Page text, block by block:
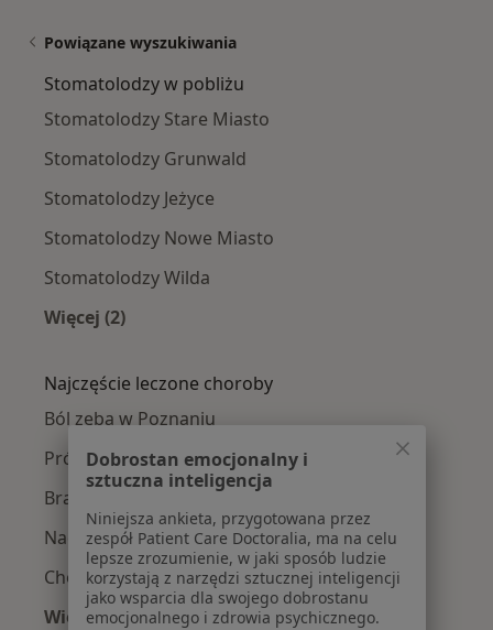
Powiązane wyszukiwania
Stomatolodzy w pobliżu
Stomatolodzy Stare Miasto
Stomatolodzy Grunwald
Stomatolodzy Jeżyce
Stomatolodzy Nowe Miasto
Stomatolodzy Wilda
Więcej (2)
Najczęście leczone choroby
Ból zęba w Poznaniu
Próchnica w Poznaniu
Braki zębowe w Poznaniu
Nadwrażliwość zębów w Poznaniu
Choroby miazgi w Poznaniu
Więcej (15)
Dobrostan emocjonalny i
sztuczna inteligencja
Niniejsza ankieta, przygotowana przez
zespół Patient Care Doctoralia, ma na celu
lepsze zrozumienie, w jaki sposób ludzie
korzystają z narzędzi sztucznej inteligencji
jako wsparcia dla swojego dobrostanu
emocjonalnego i zdrowia psychicznego.